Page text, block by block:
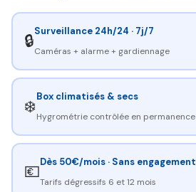
🔒Surveillance 24h/24 · 7j/7
Caméras + alarme + gardiennage
❄️Box climatisés & secs
Hygrométrie contrôlée en permanence
💶Dès 50€/mois · Sans engagement
Tarifs dégressifs 6 et 12 mois